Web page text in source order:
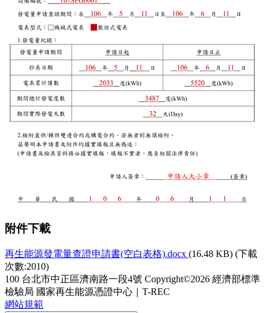
附件下載
再生能源發電量查證申請書(空白表格).docx (16.48 KB) (下載
次數:2010)
100 台北市中正區濟南路一段4號 Copyright©2026 經濟部標準
檢驗局 國家再生能源憑證中心｜T-REC
網站規範